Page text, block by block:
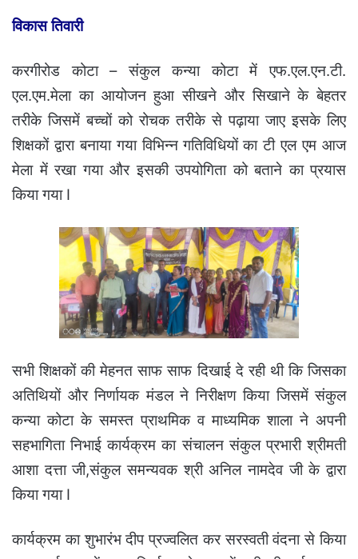
विकास तिवारी
करगीरोड कोटा – संकुल कन्या कोटा में एफ.एल.एन.टी.
एल.एम.मेला का आयोजन हुआ सीखने और सिखाने के बेहतर
तरीके जिसमें बच्चों को रोचक तरीके से पढ़ाया जाए इसके लिए
शिक्षकों द्वारा बनाया गया विभिन्न गतिविधियों का टी एल एम आज
मेला में रखा गया और इसकी उपयोगिता को बताने का प्रयास
किया गया I
सभी शिक्षकों की मेहनत साफ साफ दिखाई दे रही थी कि जिसका
अतिथियों और निर्णायक मंडल ने निरीक्षण किया जिसमें संकुल
कन्या कोटा के समस्त प्राथमिक व माध्यमिक शाला ने अपनी
सहभागिता निभाई कार्यक्रम का संचालन संकुल प्रभारी श्रीमती
आशा दत्ता जी,संकुल समन्यवक श्री अनिल नामदेव जी के द्वारा
किया गया I
कार्यक्रम का शुभारंभ दीप प्रज्वलित कर सरस्वती वंदना से किया